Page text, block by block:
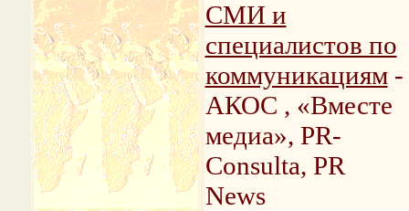
СМИ и
специалистов по
коммуникациям-
АКОС , «Вместе
медиа», PR-
Consulta, PR
News